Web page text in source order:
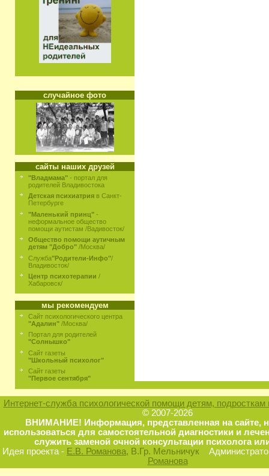
случайное фото
сайты наших друзей
"Владмама" - портал для
родителей Владивостока
Детская психиатрия в Санкт-
Петербурге
"Маленький принц" -
неформальное общество
помощи аутистам /Вадивосток/
Общество помощи аутичным
детям "Добро" /Москва/
Служба"Родители-Инфо"/
Владивосток/
Центр психотерапии /
Хабаровск/
мы рекомендуем
Сайт психологического центра
"Адалин" /Москва/
Портал для родителей
"Солнышко"
Сайт газеты
"Школьный психолог"
Сайт газеты
"Первое сентября"
Интернет-служба психологической помощи детям, подросткам
© 2007-2026
ВНИМАНИЕ! Информация, представленная на сайте,
использоваться для самостоятельной диагностики и
служить заменой очной консультации психолога
Идея проекта - Е.В. Романова, В.Гр. Мельничук
Романова